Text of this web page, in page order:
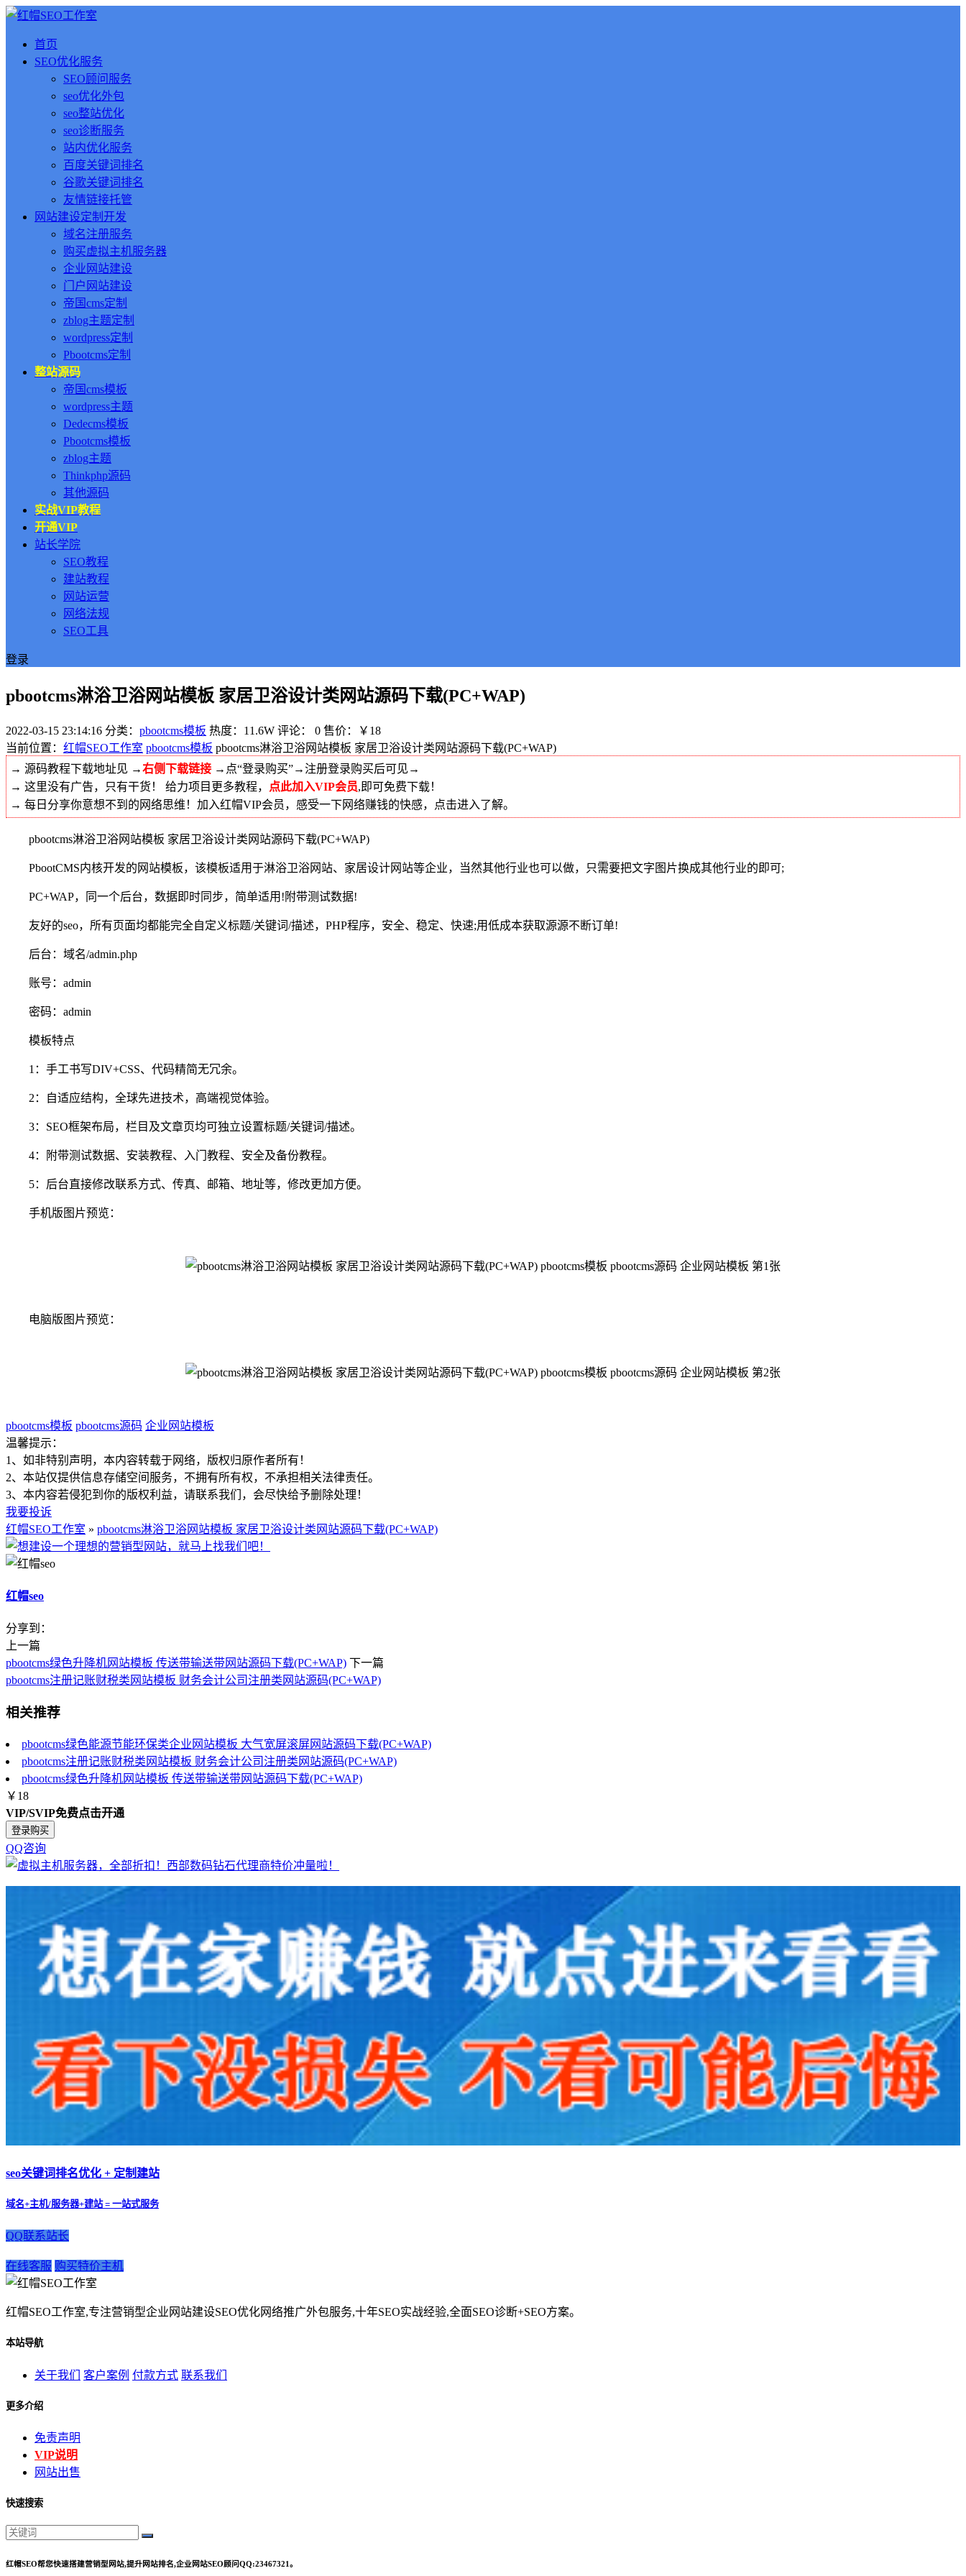
首页
SEO优化服务
SEO顾问服务
seo优化外包
seo整站优化
seo诊断服务
站内优化服务
百度关键词排名
谷歌关键词排名
友情链接托管
网站建设定制开发
域名注册服务
购买虚拟主机服务器
企业网站建设
门户网站建设
帝国cms定制
zblog主题定制
wordpress定制
Pbootcms定制
整站源码
帝国cms模板
wordpress主题
Dedecms模板
Pbootcms模板
zblog主题
Thinkphp源码
其他源码
实战VIP教程
开通VIP
站长学院
SEO教程
建站教程
网站运营
网络法规
SEO工具
登录
pbootcms淋浴卫浴网站模板 家居卫浴设计类网站源码下载(PC+WAP)
2022-03-15 23:14:16 分类： pbootcms模板 热度：11.6W 评论： 0 售价：￥18
当前位置： 红帽SEO工作室 pbootcms模板 pbootcms淋浴卫浴网站模板 家居卫浴设计类网站源码下载(PC+WAP)
→ 源码教程下载地址见 →右侧下载链接 →点“登录购买”→注册登录购买后可见→
→ 这里没有广告，只有干货！ 给力项目更多教程，
点此加入VIP会员,即可免费下载！
→ 每日分享你意想不到的网络思维！加入红帽VIP会员，感受一下网络赚钱的快感，点击进入了解。
pbootcms淋浴卫浴网站模板 家居卫浴设计类网站源码下载(PC+WAP)
PbootCMS内核开发的网站模板，该模板适用于淋浴卫浴网站、家居设计网站等企业，当然其他行业也可以做，只需要把文字图片换成其他行业的即可;
PC+WAP，同一个后台，数据即时同步，简单适用!附带测试数据!
友好的seo，所有页面均都能完全自定义标题/关键词/描述，PHP程序，安全、稳定、快速;用低成本获取源源不断订单!
后台：域名/admin.php
账号：admin
密码：admin
模板特点
1：手工书写DIV+CSS、代码精简无冗余。
2：自适应结构，全球先进技术，高端视觉体验。
3：SEO框架布局，栏目及文章页均可独立设置标题/关键词/描述。
4：附带测试数据、安装教程、入门教程、安全及备份教程。
5：后台直接修改联系方式、传真、邮箱、地址等，修改更加方便。
手机版图片预览：
电脑版图片预览：
pbootcms模板 pbootcms源码 企业网站模板
温馨提示：
1、如非特别声明，本内容转载于网络，版权归原作者所有！
2、本站仅提供信息存储空间服务，不拥有所有权，不承担相关法律责任。
3、本内容若侵犯到你的版权利益，请联系我们，会尽快给予删除处理！
我要投诉
红帽SEO工作室 » pbootcms淋浴卫浴网站模板 家居卫浴设计类网站源码下载(PC+WAP)
红帽seo
分享到：
上一篇
pbootcms绿色升降机网站模板 传送带输送带网站源码下载(PC+WAP) 下一篇
pbootcms注册记账财税类网站模板 财务会计公司注册类网站源码(PC+WAP)
相关推荐
pbootcms绿色能源节能环保类企业网站模板 大气宽屏滚屏网站源码下载(PC+WAP)
pbootcms注册记账财税类网站模板 财务会计公司注册类网站源码(PC+WAP)
pbootcms绿色升降机网站模板 传送带输送带网站源码下载(PC+WAP)
￥18
VIP/SVIP免费点击开通
登录购买
QQ咨询
seo关键词排名优化 + 定制建站
域名+主机/服务器+建站 = 一站式服务
QQ联系站长
在线客服 购买特价主机
红帽SEO工作室,专注营销型企业网站建设SEO优化网络推广外包服务,十年SEO实战经验,全面SEO诊断+SEO方案。
本站导航
关于我们 客户案例 付款方式 联系我们
更多介绍
免责声明
VIP说明
网站出售
快速搜索
红帽SEO帮您快速搭建营销型网站,提升网站排名,企业网站SEO顾问QQ:23467321。